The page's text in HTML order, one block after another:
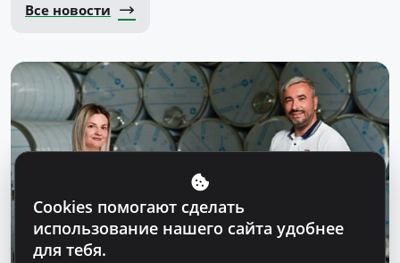
Все новости
Cookies помогают сделать
использование нашего сайта удобнее
для тебя.